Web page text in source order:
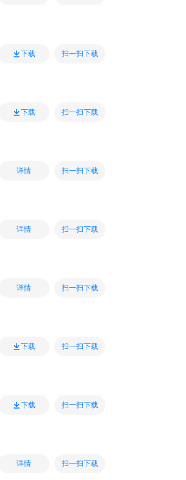
下载 扫一扫下载
下载 扫一扫下载
详情 扫一扫下载
详情 扫一扫下载
详情 扫一扫下载
下载 扫一扫下载
下载 扫一扫下载
详情 扫一扫下载